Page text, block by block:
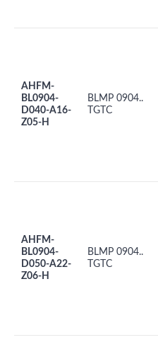
AHFM-
BL0904-
D040-A16-
Z05-H
BLMP 0904..
TGTC
AHFM-
BL0904-
D050-A22-
Z06-H
BLMP 0904..
TGTC